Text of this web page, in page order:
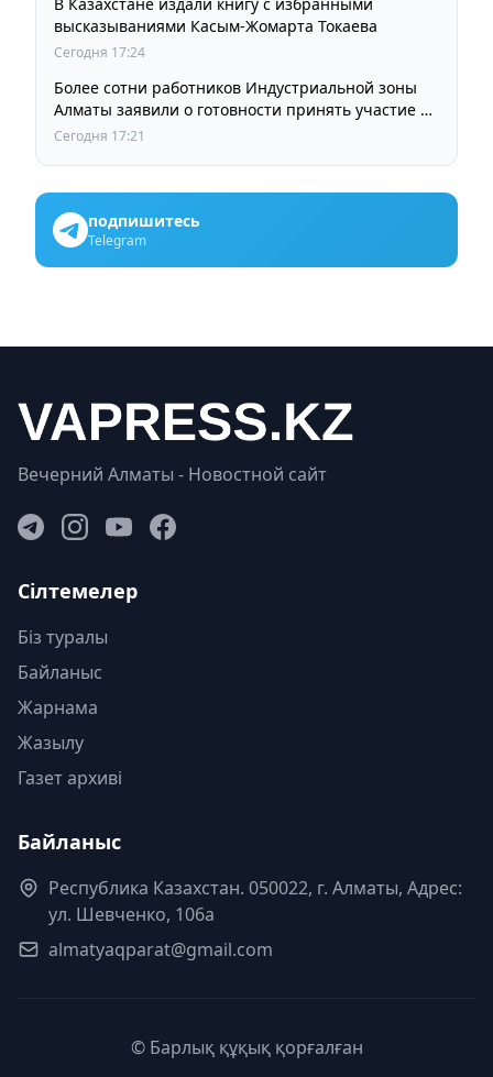
В Казахстане издали книгу с избранными
высказываниями Касым-Жомарта Токаева
Сегодня 17:24
Более сотни работников Индустриальной зоны
Алматы заявили о готовности принять участие в
выборах членов Курылтая
Сегодня 17:21
подпишитесь
Telegram
Вечерний Алматы - Новостной сайт
Сілтемелер
Біз туралы
Байланыс
Жарнама
Жазылу
Газет архиві
Байланыс
Республика Казахстан. 050022, г. Алматы, Адрес:
ул. Шевченко, 106а
almatyaqparat@gmail.com
© Барлық құқық қорғалған